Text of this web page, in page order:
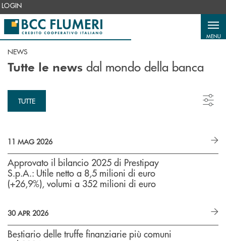
Salta al contenuto principale
LOGIN
MENU
NEWS
Tutte le news dal mondo della banca
TUTTE
11 MAG 2026
Approvato il bilancio 2025 di Prestipay
S.p.A.: Utile netto a 8,5 milioni di euro
(+26,9%), volumi a 352 milioni di euro
30 APR 2026
Bestiario delle truffe finanziarie più comuni